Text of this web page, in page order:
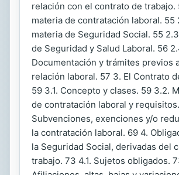
relación con el contrato de trabajo.
materia de contratación laboral. 55
materia de Seguridad Social. 55
de Seguridad y Salud Laboral. 56
Documentación y trámites previos
relación laboral. 57 3. El Contrato
59 3.1. Concepto y clases. 59 3.2.
de contratación laboral y
Subvenciones, exenciones y/o
la contratación laboral. 69 4.
la Seguridad Social, derivadas del
trabajo. 73 4.1. Sujetos obligados.